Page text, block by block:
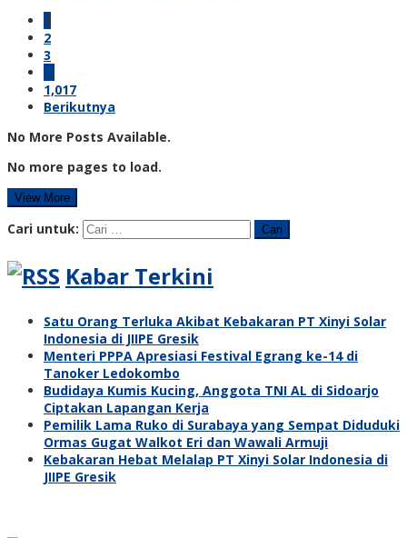
1
2
3
…
1,017
Berikutnya
No More Posts Available.
No more pages to load.
View More
Cari untuk:
Kabar Terkini
Satu Orang Terluka Akibat Kebakaran PT Xinyi Solar
Indonesia di JIIPE Gresik
Menteri PPPA Apresiasi Festival Egrang ke-14 di
Tanoker Ledokombo
Budidaya Kumis Kucing, Anggota TNI AL di Sidoarjo
Ciptakan Lapangan Kerja
Pemilik Lama Ruko di Surabaya yang Sempat Diduduki
Ormas Gugat Walkot Eri dan Wawali Armuji
Kebakaran Hebat Melalap PT Xinyi Solar Indonesia di
JIIPE Gresik